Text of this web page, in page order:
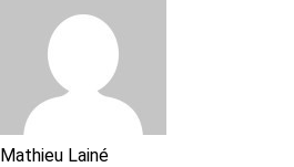
Mathieu Lainé